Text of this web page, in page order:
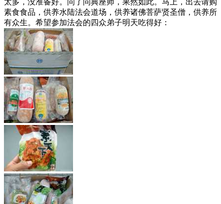
素食食品，供养水陆法会道场，供养诸佛菩萨贤圣僧，供养所
有众生。希望参加法会的四众弟子明天吃得好：